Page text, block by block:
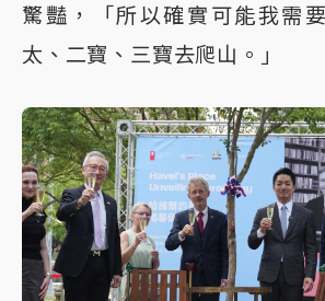
驚豔，「所以確實可能我需
太、二寶、三寶去爬山。」